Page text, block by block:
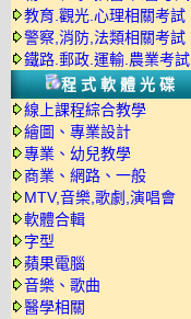
教育.觀光.心理相關考試
警察,消防,法類相關考試
鐵路.郵政.運輸.農業考試
程式軟體光碟
線上課程綜合教學
繪圖、專業設計
專業、幼兒教學
商業、網路、一般
MTV,音樂,歌劇,演唱會
軟體合輯
字型
蘋果電腦
音樂、歌曲
醫學相關